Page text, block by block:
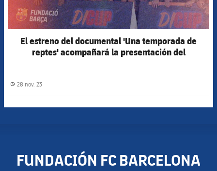
El estreno del documental 'Una temporada de
reptes' acompañará la presentación del
label.share.clock
28 nov. 23
FUNDACIÓN FC BARCELONA